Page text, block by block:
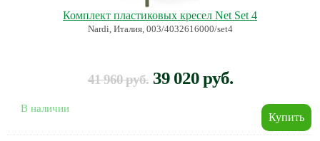
Комплект пластиковых кресел Net Set 4
Nardi, Италия, 003/4032616000/set4
41 960 руб. 39 020 руб.
В наличии